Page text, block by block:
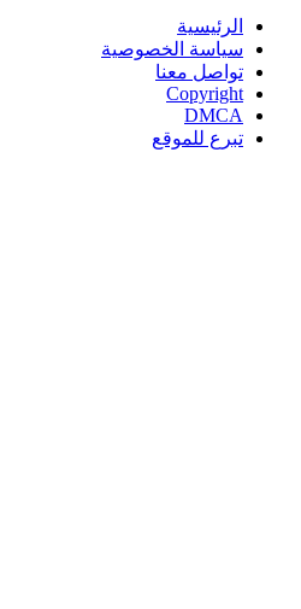
الرئيسية
سياسة الخصوصية
تواصل معنا
Copyright
DMCA
تبرع للموقع